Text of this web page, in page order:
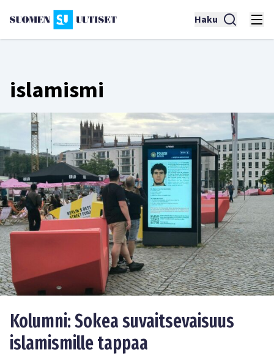
Haku
islamismi
Kolumni: Sokea suvaitsevaisuus
islamismille tappaa